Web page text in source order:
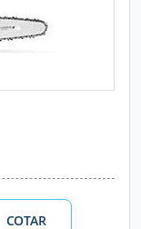
COTAR